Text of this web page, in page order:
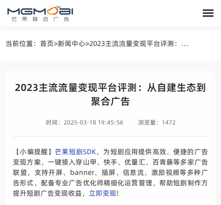
当前位置：首页>新闻中心> 2023主流流量变现平台评测：从自建生态到聚合广告
2023主流流量变现平台评测：从自建生态到
聚合广告
时间：2025-03-18 19:45:56 浏览量：1472
【小编提醒】芒果短剧SDK，为短剧应用提供高效、便捷的广告
变现方案，一键接入穿山甲、快手、优量汇、百青藤等多家广告
联盟，支持开屏、banner、插屏、信息流、激励视频等多种广
告形式，配备专业广告优化师精细化运营管理，帮助短剧制作方
提升短剧广告变现收益， 立即变现!